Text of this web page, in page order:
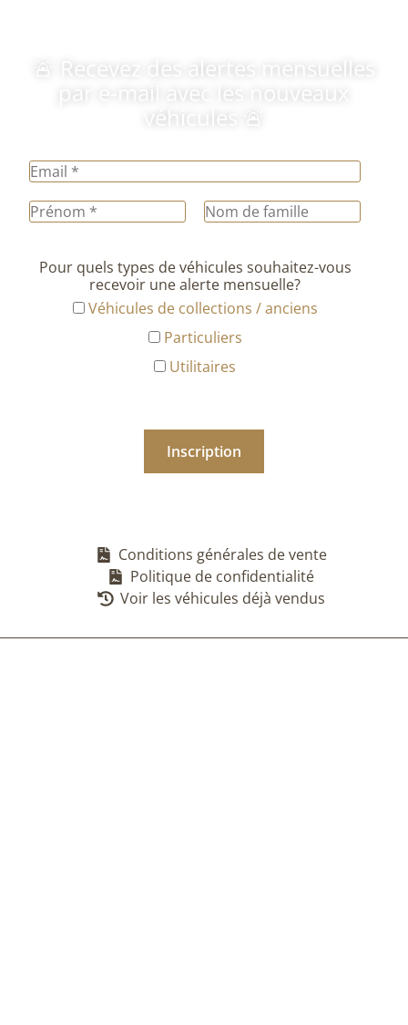
🚨 Recevez des alertes mensuelles
par e-mail avec les nouveaux
véhicules 🚨
Pour quels types de véhicules souhaitez-vous
recevoir une alerte mensuelle?
Véhicules de collections / anciens
Particuliers
Utilitaires
Conditions générales de vente
Politique de confidentialité
Voir les véhicules déjà vendus